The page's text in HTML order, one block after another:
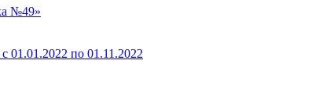
№49»
01.01.2022 по 01.11.2022